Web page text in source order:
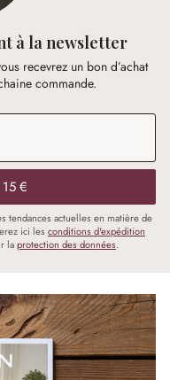
à la newsletter
recevrez un bon d’achat
commande.
€
tendances actuelles en matière de
ici les conditions d'expédition
laprotection des données.